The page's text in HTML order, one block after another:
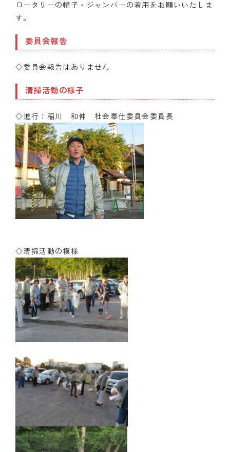
ロータリーの帽子・ジャンバーの着用をお願いいたしま
す。
委員会報告
◇委員会報告はありません
清掃活動の様子
◇進行：稲川 和伸 社会奉仕委員会委員長
◇清掃活動の模様